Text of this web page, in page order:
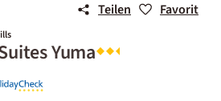
Teilen Favorit
Yuma